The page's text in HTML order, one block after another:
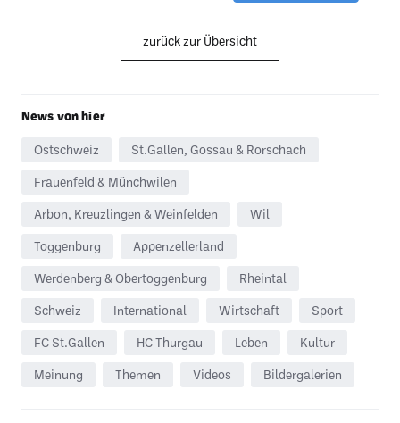
zurück zur Übersicht
News von hier
Ostschweiz St.Gallen, Gossau & Rorschach
Frauenfeld & Münchwilen
Arbon, Kreuzlingen & Weinfelden Wil
Toggenburg Appenzellerland
Werdenberg & Obertoggenburg Rheintal
Schweiz International Wirtschaft Sport
FC St.Gallen HC Thurgau Leben Kultur
Meinung Themen Videos Bildergalerien